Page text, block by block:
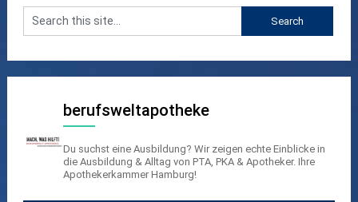
berufsweltapotheke
Du suchst eine Ausbildung? Wir zeigen echte Einblicke in
die Ausbildung & Alltag von PTA, PKA & Apotheker. Ihre
Apothekerkammer Hamburg!